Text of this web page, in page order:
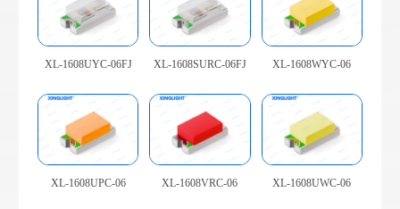
XL-1608UYC-06FJ XL-1608SURC-06FJ XL-1608WYC-06
XL-1608UPC-06 XL-1608VRC-06 XL-1608UWC-06